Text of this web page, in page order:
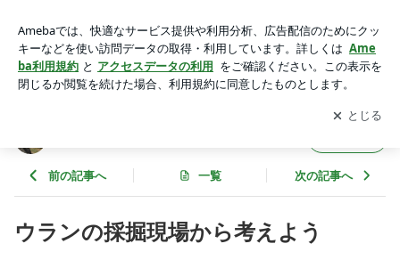
アプリをダウンロードして ブログの更新通知
を受け取りまし
ょう。
開く
前の記事へ 一覧 次の記事へ
ウランの採掘現場から考えよう